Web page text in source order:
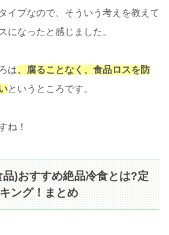
イプなので、そういう考えを教えて
になったと感じました。
は、腐ることなく、食品ロスを防
というところです。
ね！
)おすすめ絶品冷食とは?定
ング！まとめ